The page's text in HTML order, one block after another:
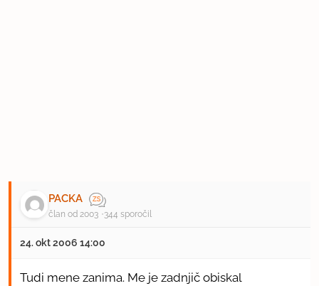
PACKA
član od 2003 344 sporočil
24. okt 2006 14:00
Tudi mene zanima. Me je zadnjič obiskal